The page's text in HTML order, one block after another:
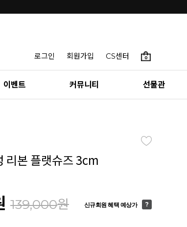
로그인 회원가입 CS센터 0
이벤트 커뮤니티 선물관
리본 플랫슈즈 3cm
139,000원 신규회원 혜택 예상가